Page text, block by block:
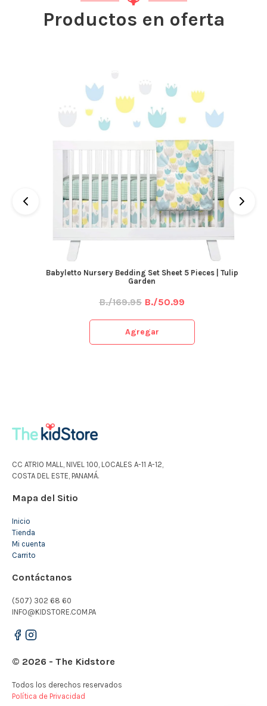
Productos en oferta
Babyletto Nursery Bedding Set Sheet 5 Pieces | Tulip
Garden
B./169.95 B./50.99
Agregar
CC ATRIO MALL, NIVEL 100, LOCALES A-11 A-12,
COSTA DEL ESTE, PANAMÁ.
Mapa del Sitio
Inicio
Tienda
Mi cuenta
Carrito
Contáctanos
(507) 302 68 60
INFO@KIDSTORE.COM.PA
© 2026 - The Kidstore
Todos los derechos reservados
Política de Privacidad